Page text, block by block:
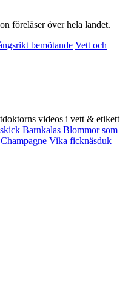
föreläser över hela landet.
bemötande Vett och
videos i vett & etikett
Barnkalas Blommor som
Vika ficknäsduk